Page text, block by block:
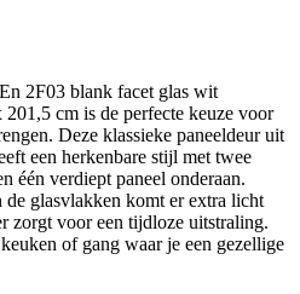
2F03 blank facet glas wit
cm is de perfecte keuze voor
Deze klassieke paneeldeur uit
een herkenbare stijl met twee
één verdiept paneel onderaan.
glasvlakken komt er extra licht
zorgt voor een tijdloze uitstraling.
of gang waar je een gezellige